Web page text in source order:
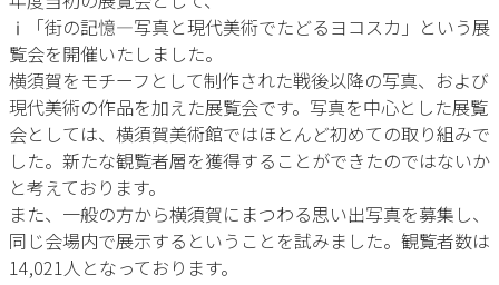
ⅰ「街の記憶―写真と現代美術でたどるヨコスカ」という展
覧会を開催いたしました。
横須賀をモチーフとして制作された戦後以降の写真、および
現代美術の作品を加えた展覧会です。写真を中心とした展覧
会としては、横須賀美術館ではほとんど初めての取り組みで
した。新たな観覧者層を獲得することができたのではないか
と考えております。
また、一般の方から横須賀にまつわる思い出写真を募集し、
同じ会場内で展示するということを試みました。観覧者数は
14,021人となっております。